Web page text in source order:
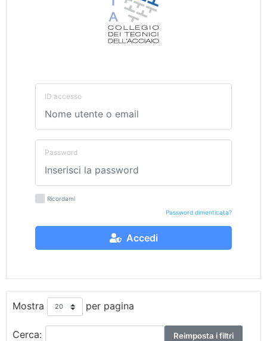
ID accesso
Password
Ricordami
Password dimenticata?
Accedi
Mostra per pagina
Cerca: Reimposta i filtri